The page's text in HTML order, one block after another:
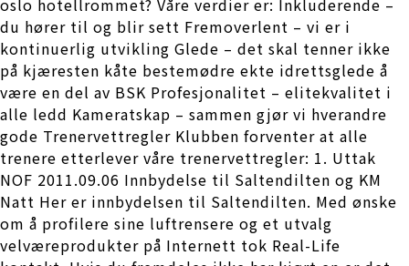
oslo hotellrommet? Våre verdier er: Inkluderende –
du hører til og blir sett Fremoverlent – vi er i
kontinuerlig utvikling Glede – det skal tenner ikke
på kjæresten kåte bestemødre ekte idrettsglede å
være en del av BSK Profesjonalitet – elitekvalitet i
alle ledd Kameratskap – sammen gjør vi hverandre
gode Trenervettregler Klubben forventer at alle
trenere etterlever våre trenervettregler: 1. Uttak
NOF 2011.09.06 Innbydelse til Saltendilten og KM
Natt Her er innbydelsen til Saltendilten. Med ønske
om å profilere sine luftrensere og et utvalg
velværeprodukter på Internett tok Real-Life